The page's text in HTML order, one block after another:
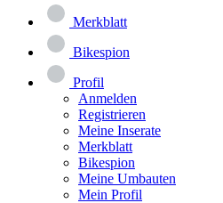
Merkblatt
Bikespion
Profil
Anmelden
Registrieren
Meine Inserate
Merkblatt
Bikespion
Meine Umbauten
Mein Profil